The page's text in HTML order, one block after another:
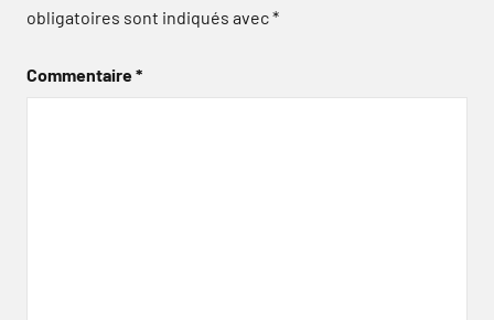
obligatoires sont indiqués avec*
Commentaire*